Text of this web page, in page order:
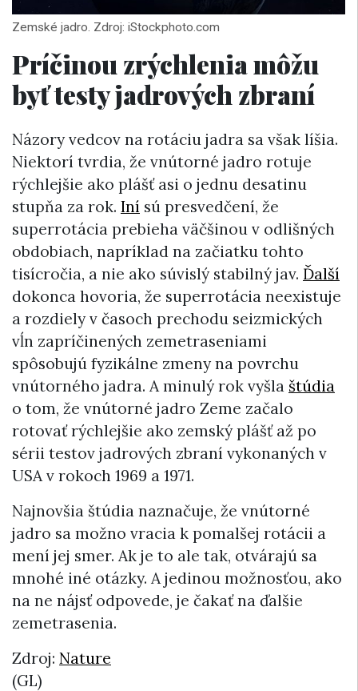
Zemské jadro. Zdroj: iStockphoto.com
Príčinou zrýchlenia môžu
byť testy jadrových zbraní
Názory vedcov na rotáciu jadra sa však líšia.
Niektorí tvrdia, že vnútorné jadro rotuje
rýchlejšie ako plášť asi o jednu desatinu
stupňa za rok. Iní sú presvedčení, že
superrotácia prebieha väčšinou v odlišných
obdobiach, napríklad na začiatku tohto
tisícročia, a nie ako súvislý stabilný jav. Ďalší
dokonca hovoria, že superrotácia neexistuje
a rozdiely v časoch prechodu seizmických
vĺn zapríčinených zemetraseniami
spôsobujú fyzikálne zmeny na povrchu
vnútorného jadra. A minulý rok vyšla štúdia
o tom, že vnútorné jadro Zeme začalo
rotovať rýchlejšie ako zemský plášť až po
sérii testov jadrových zbraní vykonaných v
USA v rokoch 1969 a 1971.
Najnovšia štúdia naznačuje, že vnútorné
jadro sa možno vracia k pomalšej rotácii a
mení jej smer. Ak je to ale tak, otvárajú sa
mnohé iné otázky. A jedinou možnosťou, ako
na ne nájsť odpovede, je čakať na ďalšie
zemetrasenia.
Zdroj: Nature
(GL)